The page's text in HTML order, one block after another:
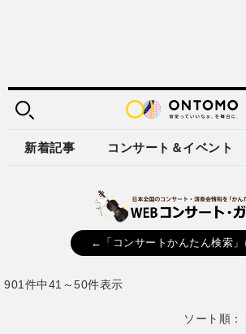
新着記事 コンサート＆イベント
←「コンサートかんたん検索」
901件中41～50件表示
ソート順：